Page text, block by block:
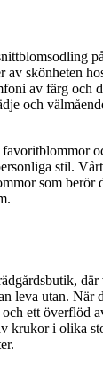
av skönheten
av färg och
och
stil.
som berör
leva utan. När
ett överflöd
krukor i olika